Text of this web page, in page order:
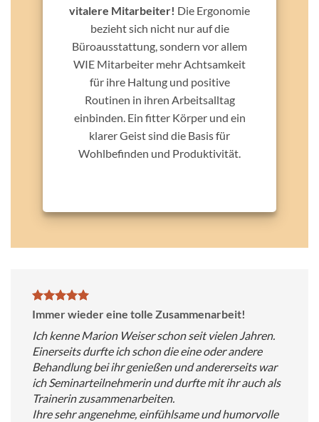
vitalere Mitarbeiter! Die Ergonomie
bezieht sich nicht nur auf die
Büroausstattung, sondern vor allem
WIE Mitarbeiter mehr Achtsamkeit
für ihre Haltung und positive
Routinen in ihren Arbeitsalltag
einbinden. Ein fitter Körper und ein
klarer Geist sind die Basis für
Wohlbefinden und Produktivität.
Immer wieder eine tolle Zusammenarbeit!
Ich kenne Marion Weiser schon seit vielen Jahren.
Einerseits durfte ich schon die eine oder andere
Behandlung bei ihr genießen und andererseits war
ich Seminarteilnehmerin und durfte mit ihr auch als
Trainerin zusammenarbeiten.
Ihre sehr angenehme, einfühlsame und humorvolle